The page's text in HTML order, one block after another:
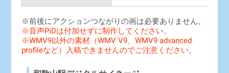
※前後にアクションつながりの画は必要ありません。
※音声PiDは付加せずに制作してください。
※WMV9以外の素材（WMV V9、WMV9 advanced
profileなど）入稿できませんのでご注意ください。